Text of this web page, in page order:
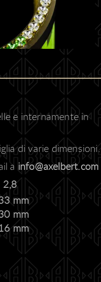
e internamente in
di varie dimensioni.
a info@axelbert.com
2,8
mm
mm
mm